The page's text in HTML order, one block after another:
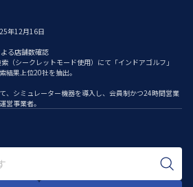
年12月16日
る店舗数確認
（シークレットモード使用）にて「インドアゴルフ」
結果上位20社を抽出。
、シミュレーター機器を導入し、会員制かつ24時間営業
営事業者。